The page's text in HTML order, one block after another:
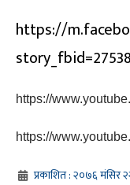
https://
https://
https://
प्रकाशित : २०७६ मंसिर